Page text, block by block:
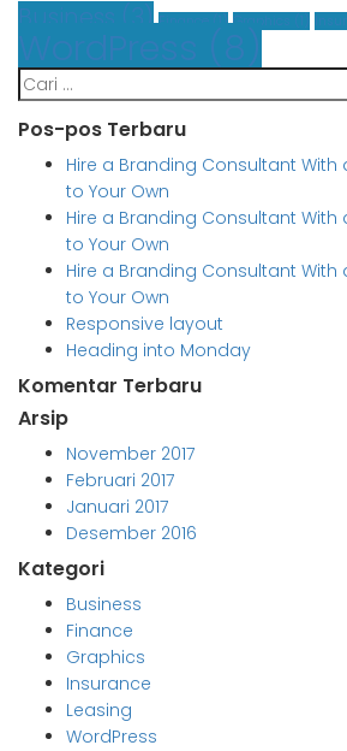
Business (3)
WordPress (8)
Cari
untuk:
Pos-pos Terbaru
Hire a Branding Consultant With
to Your Own
Hire a Branding Consultant With
to Your Own
Hire a Branding Consultant With
to Your Own
Responsive layout
Heading into Monday
Komentar Terbaru
Arsip
November 2017
Februari 2017
Januari 2017
Desember 2016
Kategori
Business
Finance
Graphics
Insurance
Leasing
WordPress